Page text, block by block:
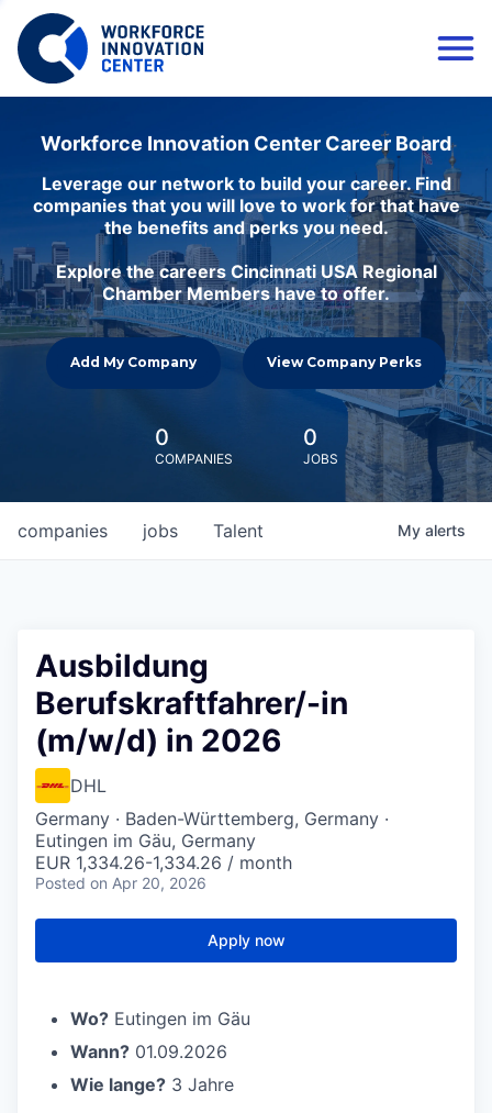
Workforce Innovation Center Career Board
Leverage our network to build your career. Find
companies that you will love to work for that have
the benefits and perks you need.
Explore the careers Cincinnati USA Regional
Chamber Members have to offer.
Add My Company View Company Perks
0
COMPANIES
0
JOBS
jobs
companies Talent My alerts
Ausbildung
Berufskraftfahrer/-in
(m/w/d) in 2026
DHL
Germany · Baden-Württemberg, Germany ·
Eutingen im Gäu, Germany
EUR 1,334.26-1,334.26 / month
Posted on Apr 20, 2026
Apply now
Wo? Eutingen im Gäu
Wann? 01.09.2026
Wie lange? 3 Jahre